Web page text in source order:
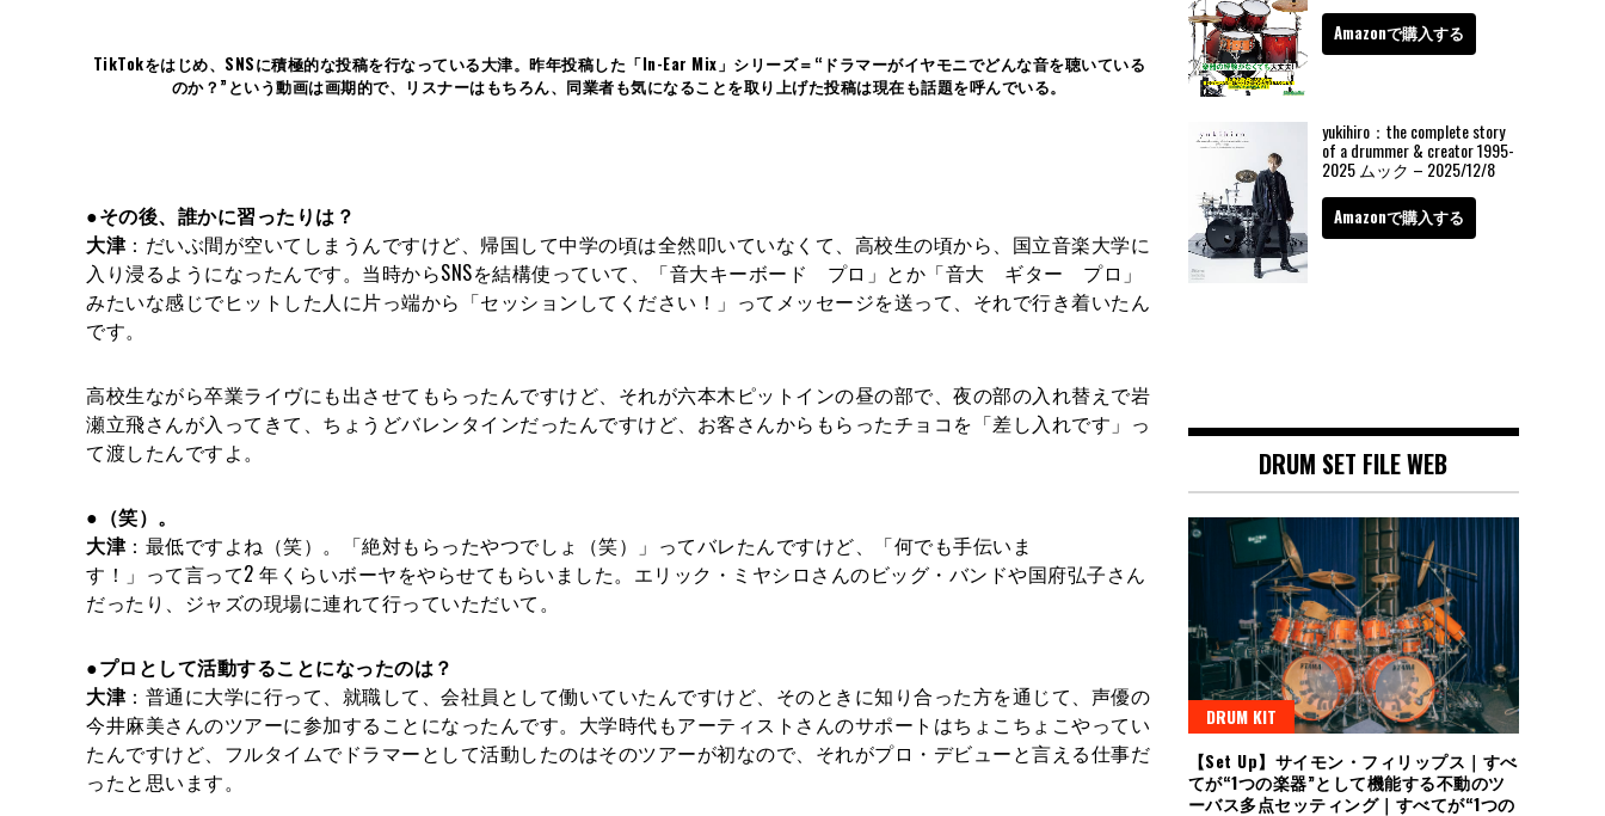
TikTokをはじめ、SNSに積極的な投稿を行なっている大津。昨年投稿した「In-Ear Mix」シリーズ＝“ドラマーがイヤモニでどんな音を聴いている
のか？”という動画は画期的で、リスナーはもちろん、同業者も気になることを取り上げた投稿は現在も話題を呼んでいる。
●その後、誰かに習ったりは？
大津：だいぶ間が空いてしまうんですけど、帰国して中学の頃は全然叩いていなくて、高校生の頃から、国立音楽大学に
入り浸るようになったんです。当時からSNSを結構使っていて、「音大キーボード プロ」とか「音大 ギター プロ」
みたいな感じでヒットした人に片っ端から「セッションしてください！」ってメッセージを送って、それで行き着いたん
です。
高校生ながら卒業ライヴにも出させてもらったんですけど、それが六本木ピットインの昼の部で、夜の部の入れ替えで岩
瀬立飛さんが入ってきて、ちょうどバレンタインだったんですけど、お客さんからもらったチョコを「差し入れです」っ
て渡したんですよ。
●（笑）。
大津：最低ですよね（笑）。「絶対もらったやつでしょ（笑）」ってバレたんですけど、「何でも手伝いま
す！」って言って2 年くらいボーヤをやらせてもらいました。エリック・ミヤシロさんのビッグ・バンドや国府弘子さん
だったり、ジャズの現場に連れて行っていただいて。
●プロとして活動することになったのは？
大津：普通に大学に行って、就職して、会社員として働いていたんですけど、そのときに知り合った方を通じて、声優の
今井麻美さんのツアーに参加することになったんです。大学時代もアーティストさんのサポートはちょこちょこやってい
たんですけど、フルタイムでドラマーとして活動したのはそのツアーが初なので、それがプロ・デビューと言える仕事だ
ったと思います。
Amazonで購入する
yukihiro：the complete story
of a drummer & creator 1995-
2025 ムック – 2025/12/8
Amazonで購入する
DRUM SET FILE WEB
DRUM KIT
【Set Up】サイモン・フィリップス｜すべ
てが“1つの楽器”として機能する不動のツ
ーバス多点セッティング｜すべてが“1つの